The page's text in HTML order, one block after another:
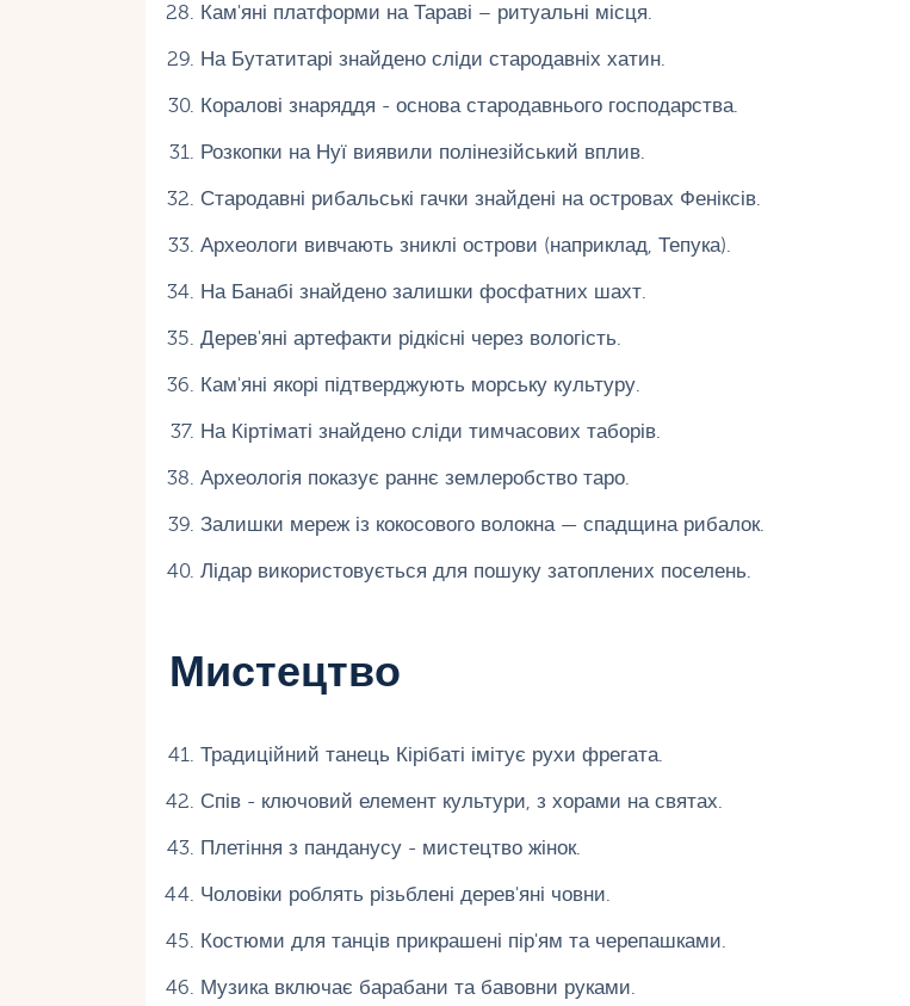
Кам'яні платформи на Тараві – ритуальні місця.
На Бутатитарі знайдено сліди стародавніх хатин.
Коралові знаряддя - основа стародавнього господарства.
Розкопки на Нуї виявили полінезійський вплив.
Стародавні рибальські гачки знайдені на островах Феніксів.
Археологи вивчають зниклі острови (наприклад, Тепука).
На Банабі знайдено залишки фосфатних шахт.
Дерев'яні артефакти рідкісні через вологість.
Кам'яні якорі підтверджують морську культуру.
На Кіртіматі знайдено сліди тимчасових таборів.
Археологія показує раннє землеробство таро.
Залишки мереж із кокосового волокна — спадщина рибалок.
Лідар використовується для пошуку затоплених поселень.
Мистецтво
Традиційний танець Кірібаті імітує рухи фрегата.
Спів - ключовий елемент культури, з хорами на святах.
Плетіння з панданусу - мистецтво жінок.
Чоловіки роблять різьблені дерев'яні човни.
Костюми для танців прикрашені пір'ям та черепашками.
Музика включає барабани та бавовни руками.